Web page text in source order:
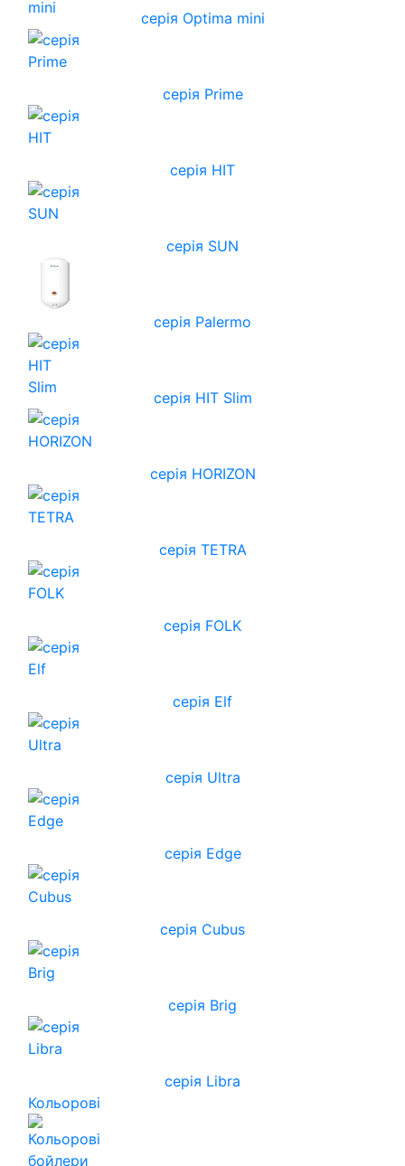
серія Optima mini
серія Prime
серія HIT
серія SUN
серія Palermo
серія HIT Slim
cерія HORIZON
серія TETRA
серія FOLK
серія Elf
серія Ultra
серія Edge
серія Cubus
серія Brig
серія Libra
Кольорові